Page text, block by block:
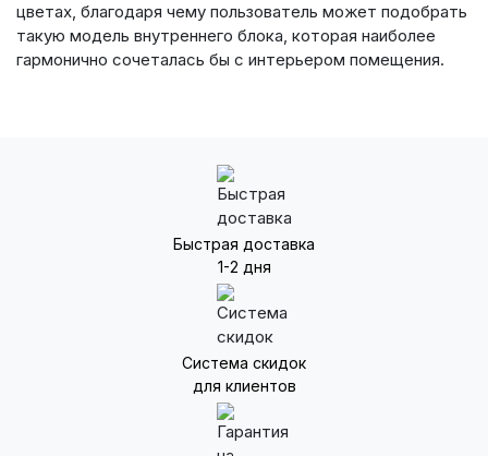
цветах, благодаря чему пользователь может подобрать
такую модель внутреннего блока, которая наиболее
гармонично сочеталась бы с интерьером помещения.
Быстрая доставка
1-2 дня
Система скидок
для клиентов